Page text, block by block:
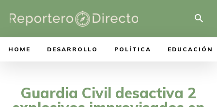
HOME DESARROLLO POLÍTICA EDUCACIÓN
Guardia Civil desactiva 2